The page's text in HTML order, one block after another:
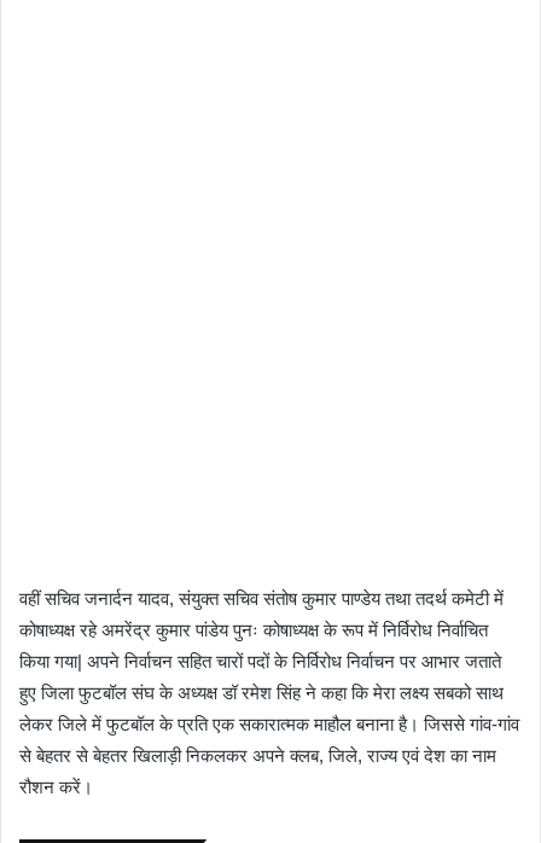
वहीं सचिव जनार्दन यादव, संयुक्त सचिव संतोष कुमार पाण्डेय तथा तदर्थ कमेटी में
कोषाध्यक्ष रहे अमरेंद्र कुमार पांडेय पुनः कोषाध्यक्ष के रूप में निर्विरोध निर्वाचित
किया गया| अपने निर्वाचन सहित चारों पदों के निर्विरोध निर्वाचन पर आभार जताते
हुए जिला फुटबॉल संघ के अध्यक्ष डॉ रमेश सिंह ने कहा कि मेरा लक्ष्य सबको साथ
लेकर जिले में फुटबॉल के प्रति एक सकारात्मक माहौल बनाना है। जिससे गांव-गांव
से बेहतर से बेहतर खिलाड़ी निकलकर अपने क्लब, जिले, राज्य एवं देश का नाम
रौशन करें।